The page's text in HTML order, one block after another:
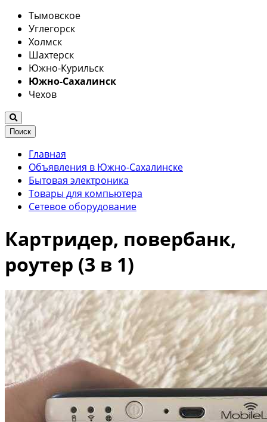
Тымовское
Углегорск
Холмск
Шахтерск
Южно-Курильск
Южно-Сахалинск
Чехов
Поиск
Главная
Объявления в Южно-Сахалинске
Бытовая электроника
Товары для компьютера
Сетевое оборудование
Картридер, повербанк,
роутер (3 в 1)